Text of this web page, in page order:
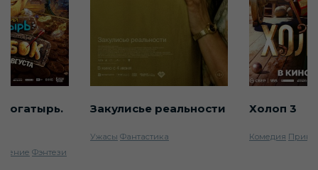
Закулисье реальности
Ужасы Фантастика
Холоп 3
Комедия
Фэнтези